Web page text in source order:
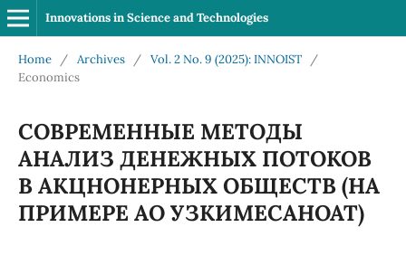
Innovations in Science and Technologies
Home / Archives / Vol. 2 No. 9 (2025): INNOIST
/
Economics
СОВРЕМЕННЫЕ МЕТОДЫ
АНАЛИЗ ДЕНЕЖНЫХ ПОТОКОВ
В АКЦНОНЕРНЫХ ОБЩЕСТВ (НА
ПРИМЕРЕ АО УЗКИМЕСАНОАТ)